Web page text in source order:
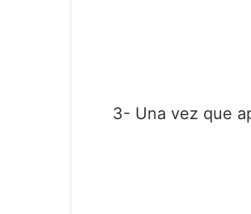
3- Una vez que